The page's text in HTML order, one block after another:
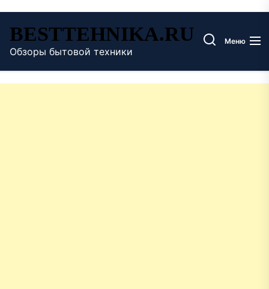
содержимому
BESTTEHNIKA.RU
Обзоры бытовой техники
Меню